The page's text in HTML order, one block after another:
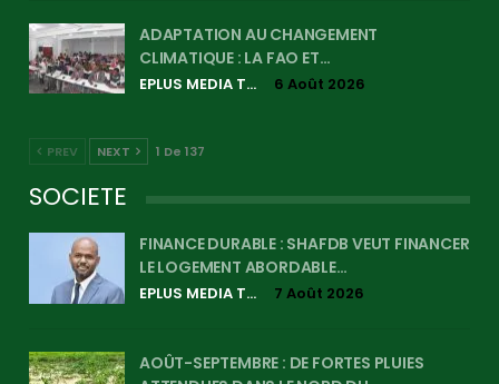
ADAPTATION AU CHANGEMENT
CLIMATIQUE : LA FAO ET…
EPLUS MEDIA TV 6 Août 2026
PREV NEXT 1 De 137
SOCIETE
FINANCE DURABLE : SHAFDB VEUT FINANCER
LE LOGEMENT ABORDABLE…
EPLUS MEDIA TV 7 Août 2026
AOÛT-SEPTEMBRE : DE FORTES PLUIES